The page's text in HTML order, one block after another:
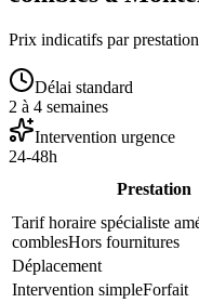
Prix indicatifs par
Délai standard
2 à 4 semaines
Intervention urgence
24-48h
Prestation
Tarif horaire spécialiste
comblesHors fournitures
Déplacement
Intervention simpleForfait